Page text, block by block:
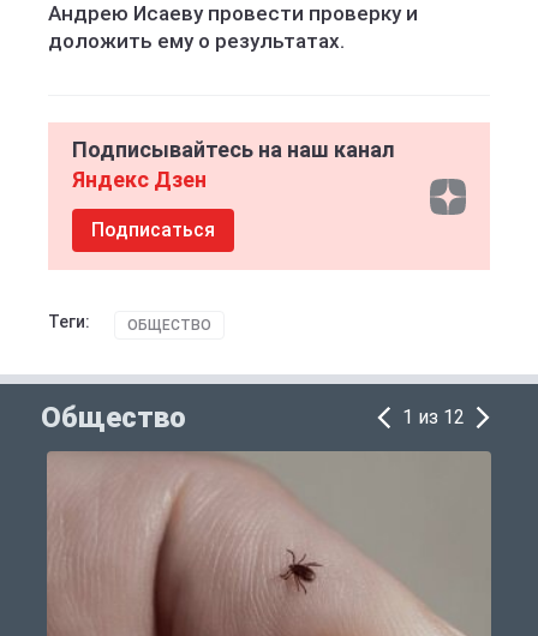
Андрею Исаеву провести проверку и
доложить ему о результатах.
Подписывайтесь на наш канал
Яндекс Дзен
Подписаться
Теги: ОБЩЕСТВО
Общество 1 из 12